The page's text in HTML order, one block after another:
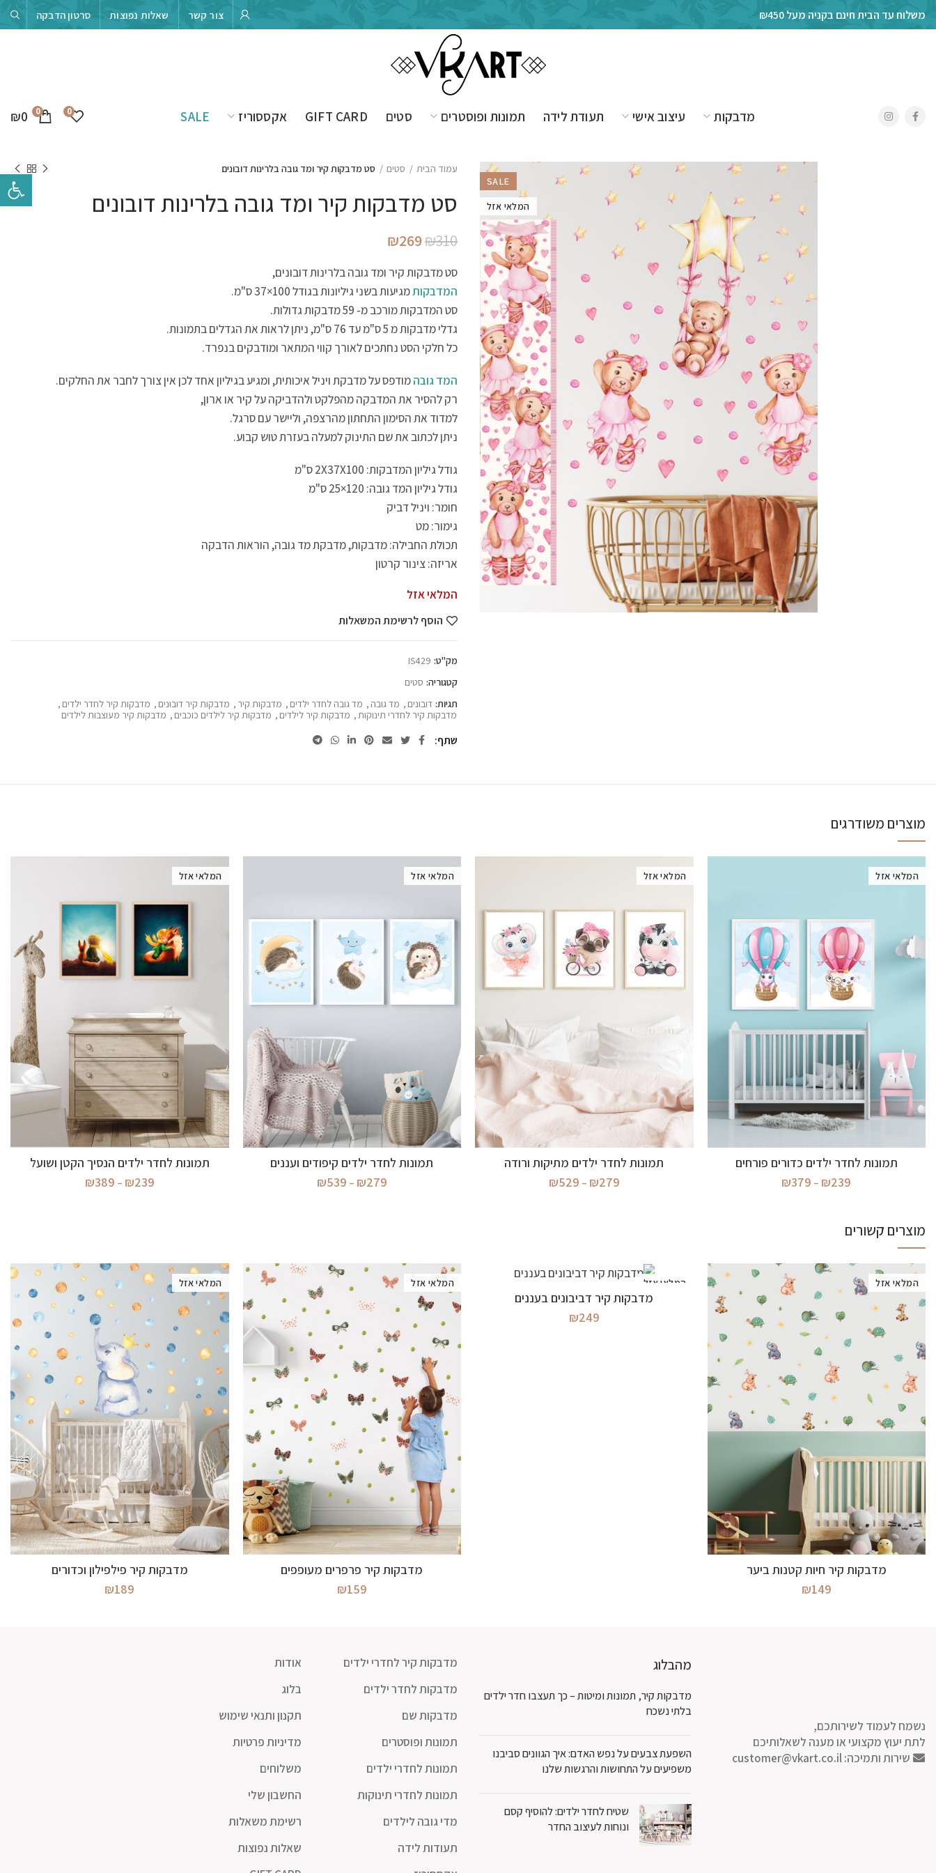
משלוח עד הבית חינם בקניה מעל ₪450 צור קשר שאלות נפוצות סרטון הדבקה
מדבקות עיצוב אישי תעודת לידה תמונות ופוסטרים סטים GIFT CARD אקססוריז SALE
0
0
₪0
SALE
המלאי אזל
עמוד הבית סטים סט מדבקות קיר ומד גובה בלרינות דובונים
סט מדבקות קיר ומד גובה בלרינות דובונים
₪310
המחיר
היה:
₪310.
₪269
הוא:
₪269.
סט מדבקות קיר ומד גובה בלרינות דובונים,
המדבקותמגיעות בשני גיליונות בגודל 100×37 ס"מ.
סט המדבקות מורכב מ- 59 מדבקות גדולות.
גדלי מדבקות מ 5 ס"מ עד 76 ס"מ, ניתן לראות את הגדלים בתמונות.
כל חלקי הסט נחתכים לאורך קווי המתאר ומודבקים בנפרד.
המד גובהמודפס על מדבקת ויניל איכותית, ומגיע בגיליון אחד לכן אין צורך לחבר את החלקים.
רק להסיר את המדבקה מהפלקט ולהדביקה על קיר או ארון,
למדוד את הסימון התחתון מהרצפה, וליישר עם סרגל.
ניתן לכתוב את שם התינוק למעלה בעזרת טוש קבוע.
גודל גיליון המדבקות: 2X37X100 ס"מ
גודל גיליון המד גובה: 120×25 ס"מ
חומר: ויניל דביק
גימור: מט
תכולת החבילה: מדבקות, מדבקת מד גובה, הוראות הדבקה
אריזה: צינור קרטון
המלאי אזל
הוסף לרשימת המשאלות
מק"ט: IS429
קטגוריה: סטים
תגיות: דובונים , מד גובה , מד גובה לחדר ילדים , מדבקות קיר , מדבקות קיר דובונים , מדבקות קיר לחדר ילדים ,
מדבקות קיר לחדרי תינוקות, מדבקות קיר לילדים , מדבקות קיר לילדים כוכבים , מדבקות קיר מעוצבות לילדים
שתף
מוצרים משודרגים
המלאי אזל
בחר אפשרויות
תמונות לחדר ילדים כדורים פורחים
₪239
–
₪379
טווח
המלאי אזל
בחר אפשרויות
תמונות לחדר ילדים מתיקות ורודה
₪279
–
₪529
המלאי אזל
בחר אפשרויות
תמונות לחדר ילדים קיפודים ועננים
₪279
–
₪539
המלאי אזל
בחר אפשרויות
תמונות לחדר ילדים הנסיך הקטן ושועל
₪239
–
₪389
מוצרים קשורים
המלאי אזל
מידע נוסף
מדבקות קיר חיות קטנות ביער
₪149
המלאי אזל
מידע נוסף
מדבקות קיר דביבונים בעננים
₪249
המלאי אזל
מידע נוסף
מדבקות קיר פרפרים מעופפים
₪159
המלאי אזל
מידע נוסף
מדבקות קיר פילפילון וכדורים
₪189
נשמח לעמוד לשירותכם,
לתת יעוץ מקצועי או מענה לשאלותיכם
שירות ותמיכה:customer@vkart.co.il
מהבלוג
מדבקות קיר, תמונות ומיטות – כך תעצבו חדר ילדים
בלתי נשכח
השפעת צבעים על נפש האדם: איך הגוונים סביבנו
משפיעים על התחושות והרגשות שלנו
שטיח לחדר ילדים: להוסיף קסם
ונוחות לעיצוב החדר
מדבקות קיר לחדרי ילדים
מדבקות לחדר ילדים
מדבקות שם
תמונות ופוסטרים
תמונות לחדרי ילדים
תמונות לחדרי תינוקות
מדי גובה לילדים
תעודות לידה
אודות
בלוג
תקנון ותנאי שימוש
מדיניות פרטיות
משלוחים
החשבון שלי
רשימת משאלות
שאלות נפוצות
פתח